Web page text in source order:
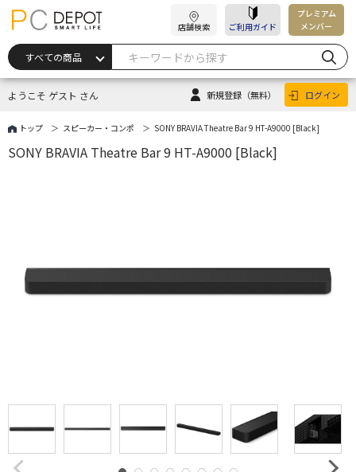
店舗検索 ご利用ガイド
プレミアム
メンバー
ようこそ ゲスト さん 新規登録 （無料） ログイン
トップ スピーカー・コンポ SONY BRAVIA Theatre Bar 9 HT-A9000 [Black]
SONY BRAVIA Theatre Bar 9 HT-A9000 [Black]